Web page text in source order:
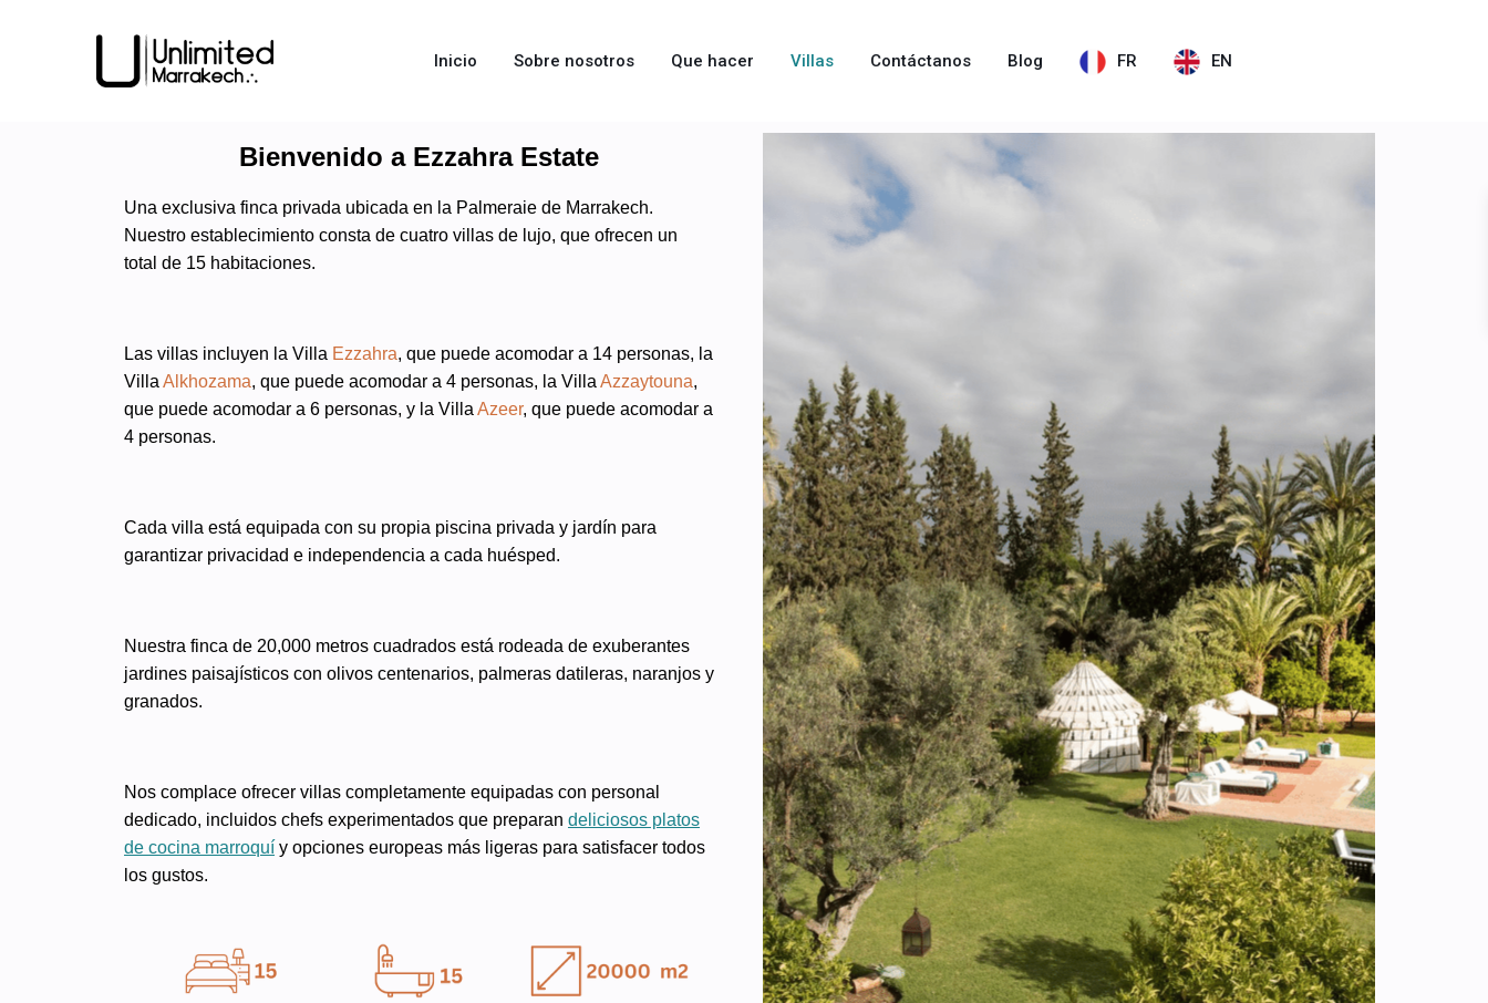
Inicio Sobre nosotros Que hacer Villas Contáctanos Blog FR EN
Bienvenido a Ezzahra Estate
Una exclusiva finca privada ubicada en la Palmeraie de Marrakech.
Nuestro establecimiento consta de cuatro villas de lujo, que ofrecen un
total de 15 habitaciones.
Las villas incluyen la Villa Ezzahra, que puede acomodar a 14 personas, la
Villa Alkhozama, que puede acomodar a 4 personas, la Villa Azzaytouna,
que puede acomodar a 6 personas, y la Villa Azeer, que puede acomodar a
4 personas.
Cada villa está equipada con su propia piscina privada y jardín para
garantizar privacidad e independencia a cada huésped.
Nuestra finca de 20,000 metros cuadrados está rodeada de exuberantes
jardines paisajísticos con olivos centenarios, palmeras datileras, naranjos y
granados.
Nos complace ofrecer villas completamente equipadas con personal
dedicado, incluidos chefs experimentados que preparan deliciosos platos
de cocina marroquí y opciones europeas más ligeras para satisfacer todos
los gustos.